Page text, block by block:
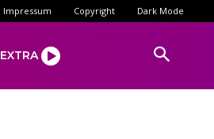
Impressum Copyright Dark Mode
EXTRA